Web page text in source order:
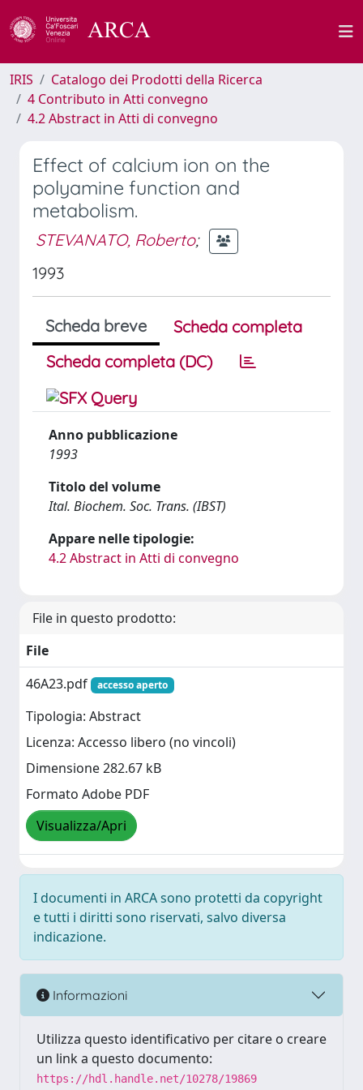
IRIS
Catalogo dei Prodotti della Ricerca
4 Contributo in Atti convegno
4.2 Abstract in Atti di convegno
Effect of calcium ion on the
polyamine function and
metabolism.
STEVANATO, Roberto;
1993
Scheda breve
Scheda completa
Scheda completa (DC)
Anno pubblicazione
1993
Titolo del volume
Ital. Biochem. Soc. Trans. (IBST)
Appare nelle tipologie:
4.2 Abstract in Atti di convegno
File in questo prodotto:
File
46A23.pdf
accesso aperto
Tipologia: Abstract
Licenza: Accesso libero (no vincoli)
Dimensione 282.67 kB
Formato Adobe PDF
Visualizza/Apri
I documenti in ARCA sono protetti da copyright
e tutti i diritti sono riservati, salvo diversa
indicazione.
Informazioni
Utilizza questo identificativo per citare o creare
un link a questo documento:
https://hdl.handle.net/10278/19869